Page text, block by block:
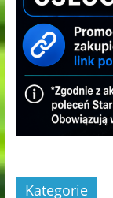
Kategorie